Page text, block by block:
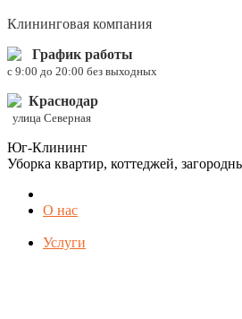
Клининговая компания
График работы
c 9:00 до 20:00 без выходных
Краснодар
улица Северная
Юг-Клининг
Уборка квартир, коттеджей,
О нас
Услуги